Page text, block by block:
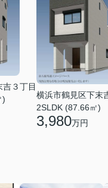
３丁目
)
横浜市鶴見区下末
2SLDK (87.66㎡)
3,980万円